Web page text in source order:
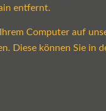
entfernt.
Computer auf
Diese können Sie in